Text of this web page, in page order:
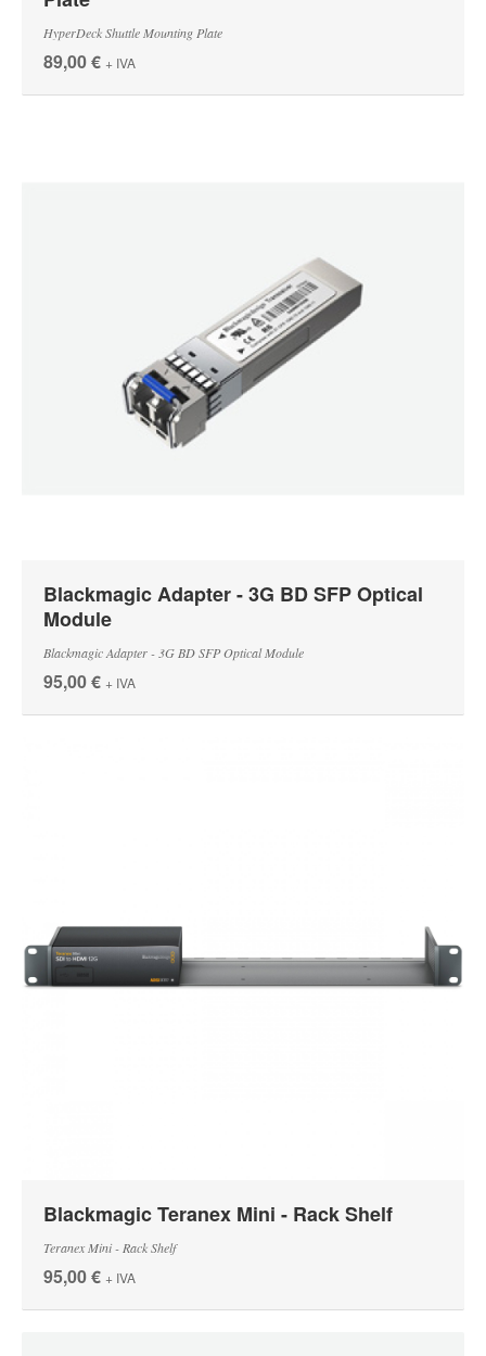
HyperDeck Shuttle Mounting Plate
89,00 € + IVA
Blackmagic Adapter - 3G BD SFP Optical
Module
Blackmagic Adapter - 3G BD SFP Optical Module
95,00 € + IVA
Blackmagic Teranex Mini - Rack Shelf
Teranex Mini - Rack Shelf
95,00 € + IVA